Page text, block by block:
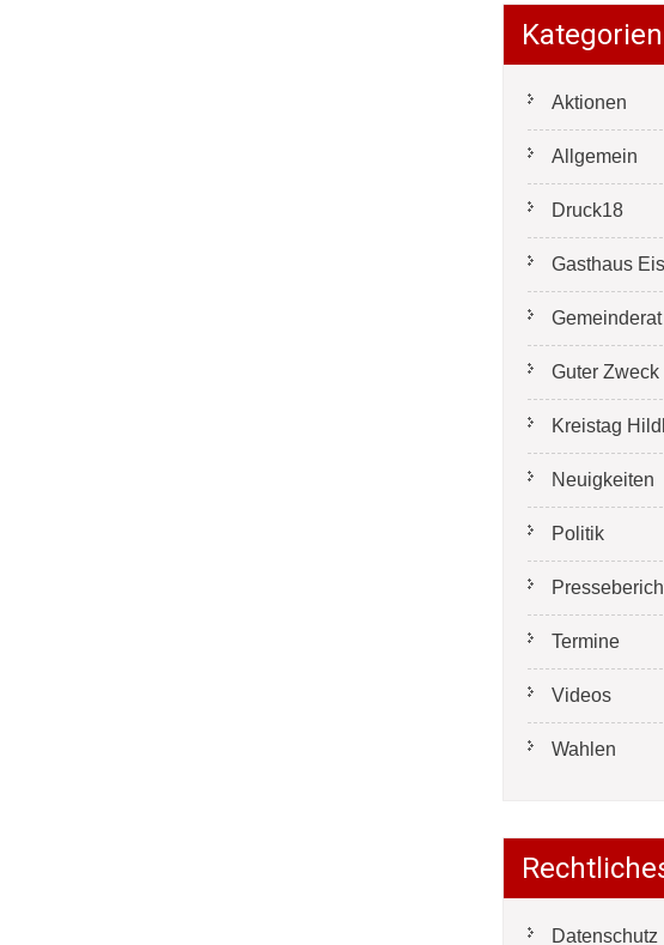
Kategorien
Aktionen
Allgemein
Druck18
Gasthaus
Gemeinderat
Guter Zweck
Kreistag
Neuigkeiten
Politik
Termine
Videos
Wahlen
Datenschutz